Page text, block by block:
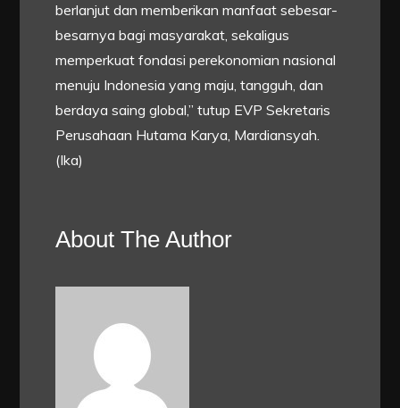
berlanjut dan memberikan manfaat sebesar-
besarnya bagi masyarakat, sekaligus
memperkuat fondasi perekonomian nasional
menuju Indonesia yang maju, tangguh, dan
berdaya saing global,” tutup EVP Sekretaris
Perusahaan Hutama Karya, Mardiansyah.
(Ika)
About The Author